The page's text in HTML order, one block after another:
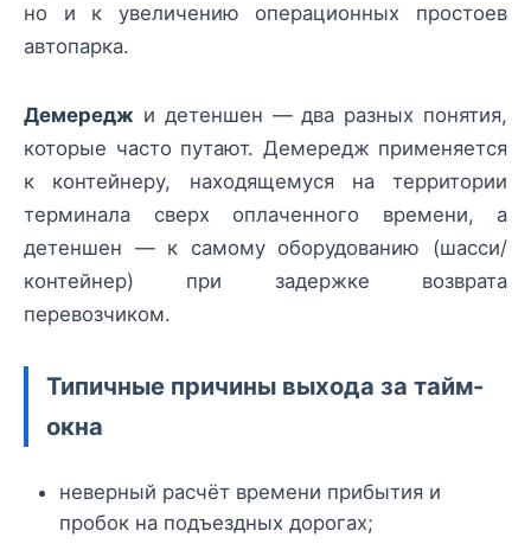
но и к увеличению операционных простоев
автопарка.
Демередж и детеншен — два разных понятия,
которые часто путают. Демередж применяется
к контейнеру, находящемуся на территории
терминала сверх оплаченного времени, а
детеншен — к самому оборудованию (шасси/
контейнер) при задержке возврата
перевозчиком.
Типичные причины выхода за тайм-
окна
неверный расчёт времени прибытия и
пробок на подъездных дорогах;